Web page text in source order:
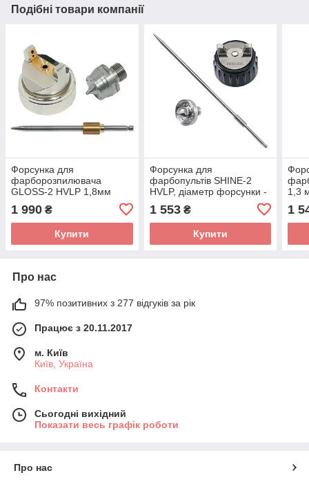
Подібні товари компанії
Форсунка для
фарборозпилювача
GLOSS-2 HVLP 1,8мм
ITALCO NS-GLOSS-2-1.8
1 990 ₴
Купити
Форсунка для
фарбопультів SHINE-2
HVLP, діаметр форсунки -
ITALCO
1 553₴
Купити
1,3
1
Про нас
97% позитивних з 277 відгуків за рік
Працює з 20.11.2017
м. Київ
Київ, Україна
Контакти
Сьогодні вихідний
Показати весь графік роботи
Про нас